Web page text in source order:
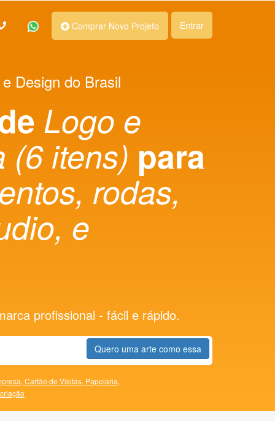
Comprar Novo Projeto Entrar
Design do Brasil
Logo e
(6 itens) para
rodas,
e
profissional - fácil e rápido.
Quero uma arte como essa
Cartão de Visitas, Papelaria,